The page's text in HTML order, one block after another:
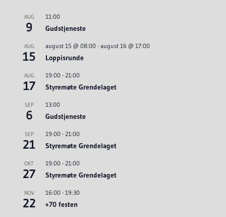
AUG
9
11:00
Gudstjeneste
AUG
15
august 15 @ 08:00- august 16 @ 17:00
Loppisrunde
AUG
17
19:00- 21:00
Styremøte Grendelaget
SEP
6
13:00
Gudstjeneste
SEP
21
19:00- 21:00
Styremøte Grendelaget
OKT
27
19:00- 21:00
Styremøte Grendelaget
NOV
22
16:00- 19:30
+70 festen